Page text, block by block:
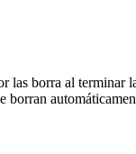
las borra al terminar
borran